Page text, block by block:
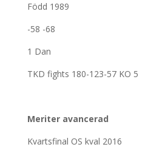
Född 1989
-58 -68
1 Dan
TKD fights 180-123-57 KO 5
Meriter avancerad
Kvartsfinal OS kval 2016